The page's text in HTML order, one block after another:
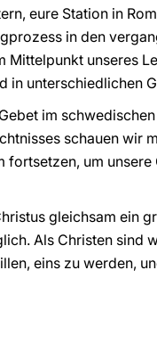
eure Station in
in den
unseres
in unterschiedlichen
im
schauen wir
fortsetzen, um
gleichsam ein
Als Christen
eins zu werden,